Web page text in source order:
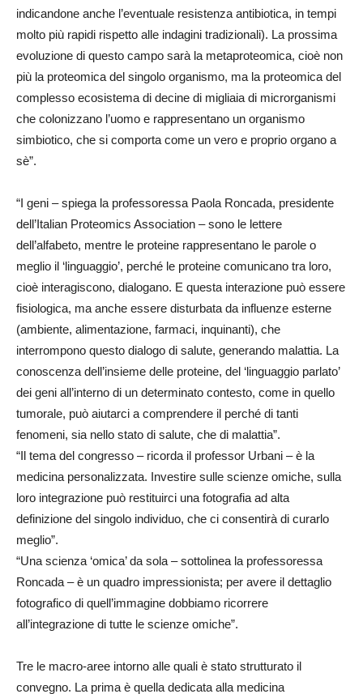
indicandone anche l’eventuale resistenza antibiotica, in tempi
molto più rapidi rispetto alle indagini tradizionali). La prossima
evoluzione di questo campo sarà la metaproteomica, cioè non
più la proteomica del singolo organismo, ma la proteomica del
complesso ecosistema di decine di migliaia di microrganismi
che colonizzano l’uomo e rappresentano un organismo
simbiotico, che si comporta come un vero e proprio organo a
sè”.
“I geni – spiega la professoressa Paola Roncada, presidente
dell’Italian Proteomics Association – sono le lettere
dell’alfabeto, mentre le proteine rappresentano le parole o
meglio il ‘linguaggio’, perché le proteine comunicano tra loro,
cioè interagiscono, dialogano. E questa interazione può essere
fisiologica, ma anche essere disturbata da influenze esterne
(ambiente, alimentazione, farmaci, inquinanti), che
interrompono questo dialogo di salute, generando malattia. La
conoscenza dell’insieme delle proteine, del ‘linguaggio parlato’
dei geni all’interno di un determinato contesto, come in quello
tumorale, può aiutarci a comprendere il perché di tanti
fenomeni, sia nello stato di salute, che di malattia”.
“Il tema del congresso – ricorda il professor Urbani – è la
medicina personalizzata. Investire sulle scienze omiche, sulla
loro integrazione può restituirci una fotografia ad alta
definizione del singolo individuo, che ci consentirà di curarlo
meglio”.
“Una scienza ‘omica’ da sola – sottolinea la professoressa
Roncada – è un quadro impressionista; per avere il dettaglio
fotografico di quell’immagine dobbiamo ricorrere
all’integrazione di tutte le scienze omiche”.
Tre le macro-aree intorno alle quali è stato strutturato il
convegno. La prima è quella dedicata alla medicina